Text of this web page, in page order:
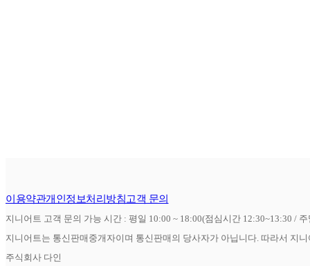
이용약관개인정보처리방침고객 문의
지니어트 고객 문의 가능 시간 : 평일 10:00 ~ 18:00(점심시간 12:30~13:30 /
지니어트는 통신판매중개자이며 통신판매의 당사자가 아닙니다. 따라서 지
주식회사 다인